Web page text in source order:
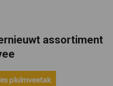
assortiment
pluimveetak